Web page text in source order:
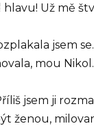
hlavu! Už mě
jsem
mou
jsem ji
ženou,